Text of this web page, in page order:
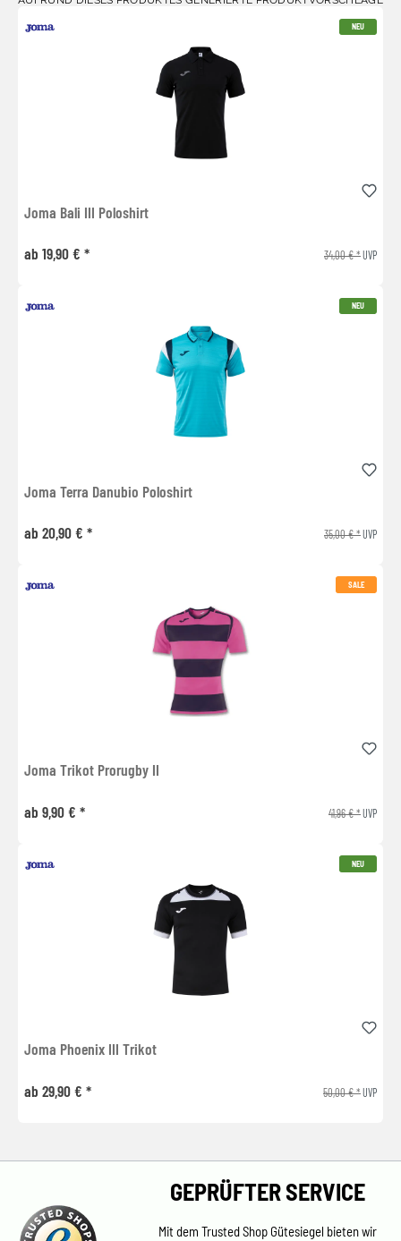
NEU
Joma Bali III Poloshirt
ab 19,90 € * 34,00 € *UVP
NEU
Joma Terra Danubio Poloshirt
ab 20,90 € * 35,00 € *UVP
SALE
Joma Trikot Prorugby II
ab 9,90 € * 41,96 € *UVP
NEU
Joma Phoenix III Trikot
ab 29,90 € * 50,00 € *UVP
GEPRÜFTER SERVICE
Mit dem Trusted Shop Gütesiegel bieten wir